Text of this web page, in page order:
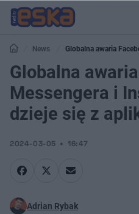
News
Globalna awaria
dzieje się z aplikacjami?
Globalna
Messengera i
dzieje się z
2024-03-05 16:47
Adrian Rybak